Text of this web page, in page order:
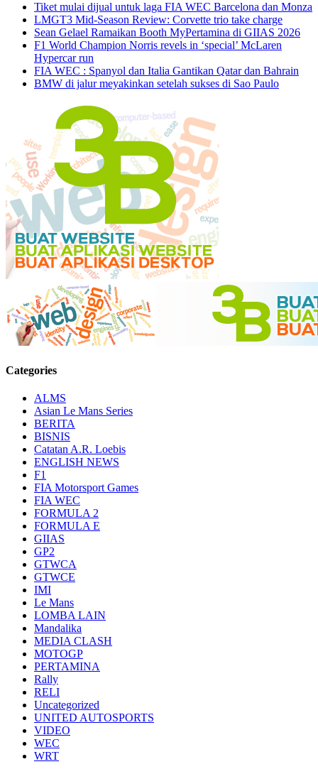
Tiket mulai dijual untuk laga FIA WEC Barcelona dan Monza
LMGT3 Mid-Season Review: Corvette trio take charge
Sean Gelael Ramaikan Booth MyPertamina di GIIAS 2026
F1 World Champion Norris revels in ‘special’ McLaren
Hypercar run
FIA WEC : Spanyol dan Italia Gantikan Qatar dan Bahrain
BMW di jalur meyakinkan setelah sukses di Sao Paulo
Categories
ALMS
Asian Le Mans Series
BERITA
BISNIS
Catatan A.R. Loebis
ENGLISH NEWS
F1
FIA Motorsport Games
FIA WEC
FORMULA 2
FORMULA E
GIIAS
GP2
GTWCA
GTWCE
IMI
Le Mans
LOMBA LAIN
Mandalika
MEDIA CLASH
MOTOGP
PERTAMINA
Rally
RELI
Uncategorized
UNITED AUTOSPORTS
VIDEO
WEC
WRT